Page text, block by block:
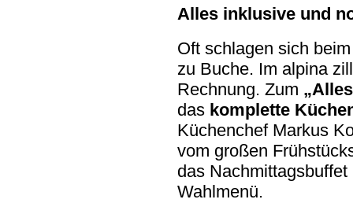
Alles inklusive und
Oft schlagen sich
zu Buche. Im alpina
Rechnung. Zum
das komplette
Küchenchef Markus
vom großen
das
Wahlmenü.